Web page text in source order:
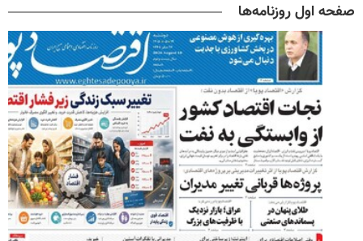
صفحه اول روزنامه‌ها